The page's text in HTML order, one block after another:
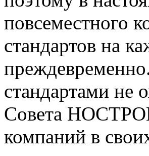
повсеместного
стандартов на
стандартами не
Совета
компаний в